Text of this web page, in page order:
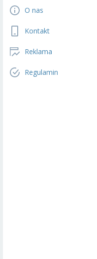
O nas
Kontakt
Reklama
Regulamin